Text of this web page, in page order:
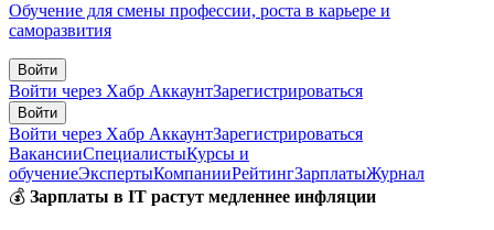
Обучение для смены профессии, роста в карьере и
саморазвития
Войти
Войти через Хабр АккаунтЗарегистрироваться
Войти
Войти через Хабр АккаунтЗарегистрироваться
ВакансииСпециалистыКурсы и
обучениеЭкспертыКомпанииРейтингЗарплатыЖурнал
💰 Зарплаты в IT растут медленнее инфляции